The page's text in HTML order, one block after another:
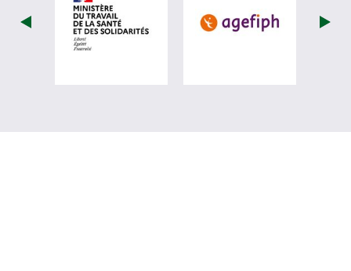
visiter les site de Ministère du travail
visiter les